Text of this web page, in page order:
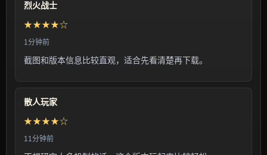
烈火战士
★★★★☆
1分钟前
截图和版本信息比较直观，适合先看清楚再下载。
散人玩家
★★★★☆
11分钟前